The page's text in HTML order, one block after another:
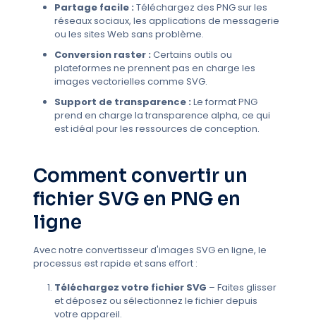
Partage facile : Téléchargez des PNG sur les
réseaux sociaux, les applications de messagerie
ou les sites Web sans problème.
Conversion raster : Certains outils ou
plateformes ne prennent pas en charge les
images vectorielles comme SVG.
Support de transparence : Le format PNG
prend en charge la transparence alpha, ce qui
est idéal pour les ressources de conception.
Comment convertir un
fichier SVG en PNG en
ligne
Avec notre convertisseur d'images SVG en ligne, le
processus est rapide et sans effort :
Téléchargez votre fichier SVG – Faites glisser
et déposez ou sélectionnez le fichier depuis
votre appareil.